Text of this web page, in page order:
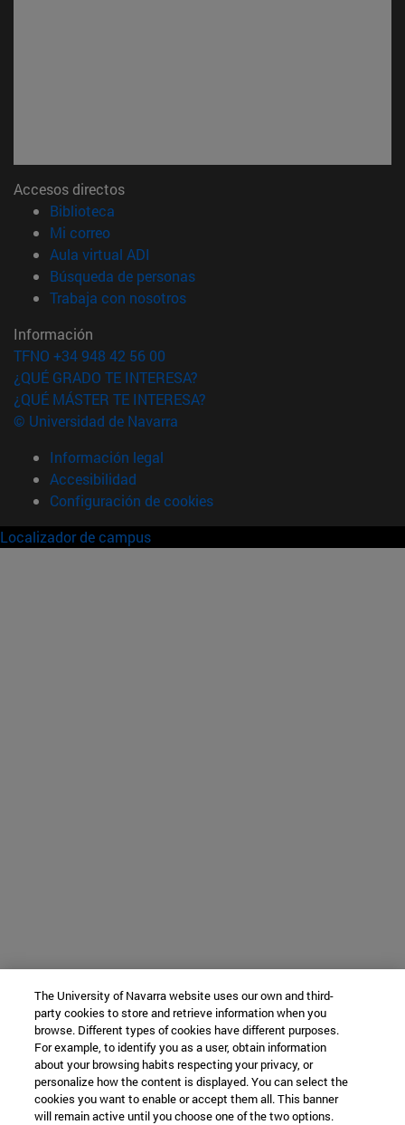
Accesos directos
Biblioteca
Mi correo(abre en nueva ventana)
Aula virtual ADI
Búsqueda de personas(abre en nueva ventana)
Trabaja con nosotros(abre en nueva ventana)
Información
TFNO +34 948 42 56 00
¿QUÉ GRADO TE INTERESA?
¿QUÉ MÁSTER TE INTERESA?
© Universidad de Navarra
Información legal
Accesibilidad
Configuración de cookies
Localizador de campus
The University of Navarra website uses our own and third-
party cookies to store and retrieve information when you
browse. Different types of cookies have different purposes.
For example, to identify you as a user, obtain information
about your browsing habits respecting your privacy, or
personalize how the content is displayed. You can select the
cookies you want to enable or accept them all. This banner
will remain active until you choose one of the two options.